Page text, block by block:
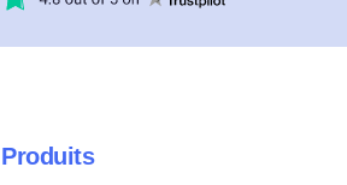
Produits